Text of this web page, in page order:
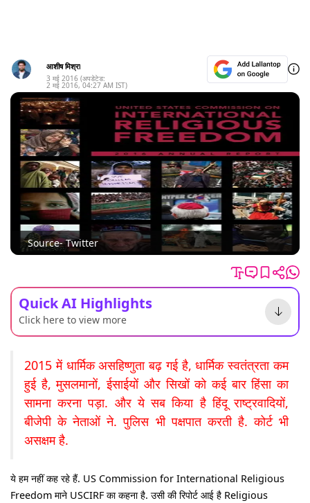
आशीष मिश्रा
3 मई 2016 (अपडेटेड:
2 मई 2016, 04:27 AM IST)
Source- Twitter
Quick AI Highlights
Click here to view more
2015 में धार्मिक असहिष्णुता बढ़ गई है, धार्मिक स्वतंत्रता कम
हुई है, मुसलमानों, ईसाईयों और सिखों को कई बार हिंसा का
सामना करना पड़ा. और ये सब किया है हिंदू राष्ट्रवादियों,
बीजेपी के नेताओं ने. पुलिस भी पक्षपात करती है. कोर्ट भी
असक्षम है.
ये हम नहीं कह रहे हैं. US Commission for International Religious
Freedom माने USCIRF का कहना है. उसी की रिपोर्ट आई है Religious